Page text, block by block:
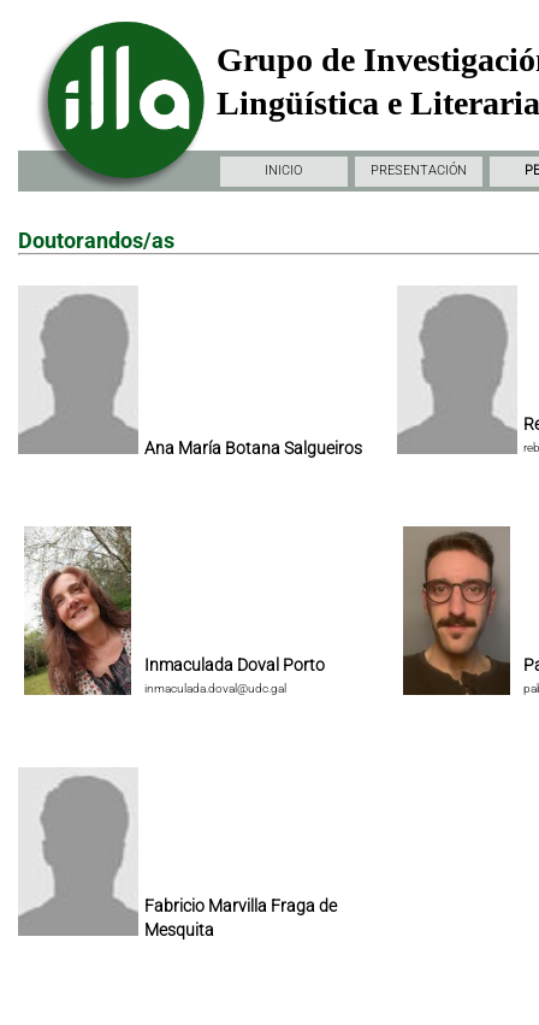
Grupo de
Lingüística e
INICIO PRESENTACIÓN
Doutorandos/as
Ana María Botana Salgueiros
Inmaculada Doval Porto
inmaculada.doval@udc.gal
Fabricio Marvilla Fraga de
Mesquita